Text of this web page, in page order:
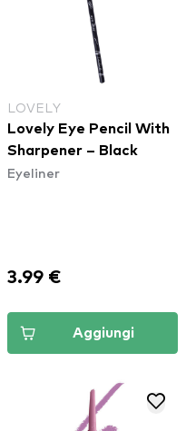
LOVELY
Lovely Eye Pencil With
Sharpener – Black
Eyeliner
3.99 €
Aggiungi